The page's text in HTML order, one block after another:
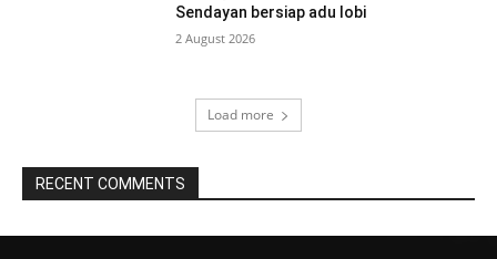
Sendayan bersiap adu lobi
2 August 2026
Load more
RECENT COMMENTS